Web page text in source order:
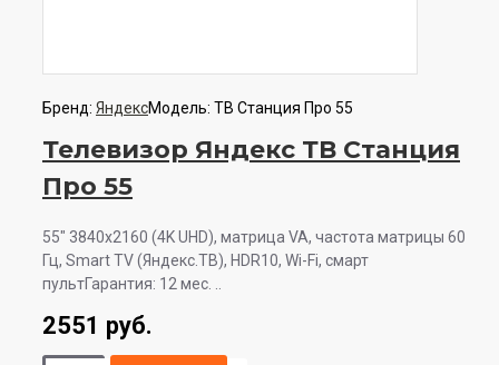
Бренд: ЯндексМодель: ТВ Станция Про 55
Телевизор Яндекс ТВ Станция
Про 55
55" 3840x2160 (4K UHD), матрица VA, частота матрицы 60
Гц, Smart TV (Яндекс.ТВ), HDR10, Wi-Fi, смарт
пультГарантия: 12 мес. ..
2551 руб.